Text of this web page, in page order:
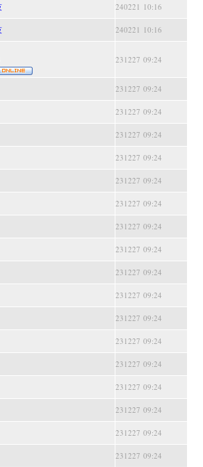
240221 10:16
240221 10:16
231227 09:24
231227 09:24
231227 09:24
231227 09:24
231227 09:24
231227 09:24
231227 09:24
231227 09:24
231227 09:24
231227 09:24
231227 09:24
231227 09:24
231227 09:24
231227 09:24
231227 09:24
231227 09:24
231227 09:24
231227 09:24